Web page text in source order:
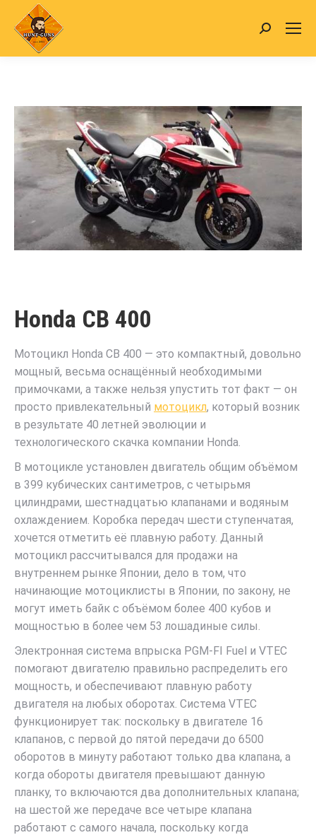
Search:
Honda CB 400
Мотоцикл Honda CB 400 — это компактный, довольно
мощный, весьма оснащённый необходимыми
примочками, а также нельзя упустить тот факт — он
просто привлекательный мотоцикл, который возник
в результате 40 летней эволюции и
технологического скачка компании Honda.
В мотоцикле установлен двигатель общим объёмом
в 399 кубических сантиметров, с четырьмя
цилиндрами, шестнадцатью клапанами и водяным
охлаждением. Коробка передач шести ступенчатая,
хочется отметить её плавную работу. Данный
мотоцикл рассчитывался для продажи на
внутреннем рынке Японии, дело в том, что
начинающие мотоциклисты в Японии, по закону, не
могут иметь байк с объёмом более 400 кубов и
мощностью в более чем 53 лошадиные силы.
Электронная система впрыска PGM-FI Fuel и VTEC
помогают двигателю правильно распределить его
мощность, и обеспечивают плавную работу
двигателя на любых оборотах. Система VTEC
функционирует так: поскольку в двигателе 16
клапанов, с первой до пятой передачи до 6500
оборотов в минуту работают только два клапана, а
когда обороты двигателя превышают данную
планку, то включаются два дополнительных клапана;
на шестой же передаче все четыре клапана
работают с самого начала, поскольку когда